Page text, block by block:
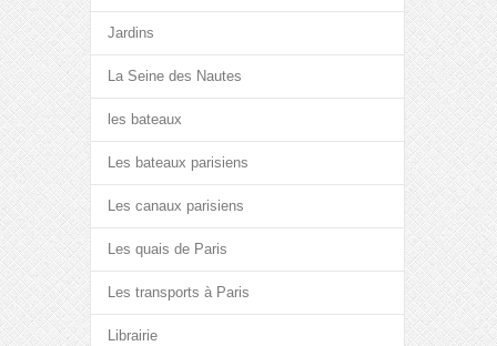
Jardins
La Seine des Nautes
les bateaux
Les bateaux parisiens
Les canaux parisiens
Les quais de Paris
Les transports à Paris
Librairie